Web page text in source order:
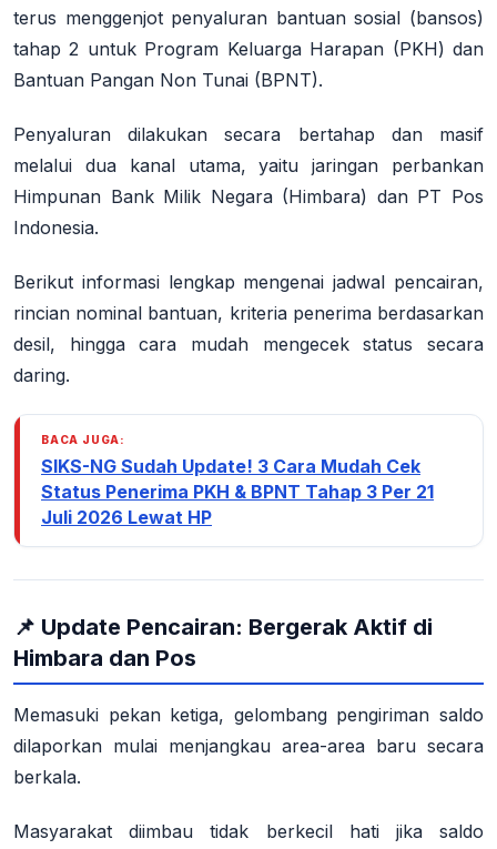
terus menggenjot penyaluran bantuan sosial (bansos)
tahap 2 untuk Program Keluarga Harapan (PKH) dan
Bantuan Pangan Non Tunai (BPNT).
Penyaluran dilakukan secara bertahap dan masif
melalui dua kanal utama, yaitu jaringan perbankan
Himpunan Bank Milik Negara (Himbara) dan PT Pos
Indonesia.
Berikut informasi lengkap mengenai jadwal pencairan,
rincian nominal bantuan, kriteria penerima berdasarkan
desil, hingga cara mudah mengecek status secara
daring.
BACA JUGA:
SIKS-NG Sudah Update! 3 Cara Mudah Cek
Status Penerima PKH & BPNT Tahap 3 Per 21
Juli 2026 Lewat HP
📌 Update Pencairan: Bergerak Aktif di
Himbara dan Pos
Memasuki pekan ketiga, gelombang pengiriman saldo
dilaporkan mulai menjangkau area-area baru secara
berkala.
Masyarakat diimbau tidak berkecil hati jika saldo